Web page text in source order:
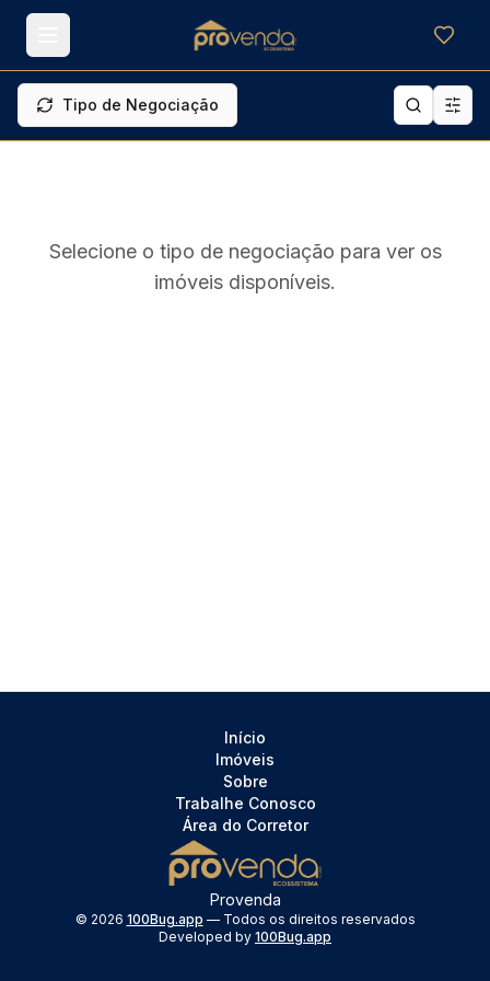
Tipo de Negociação
Selecione o tipo de negociação para ver os
imóveis disponíveis.
Início
Imóveis
Sobre
Trabalhe Conosco
Área do Corretor
Provenda
© 2026 100Bug.app — Todos os direitos reservados
Developed by 100Bug.app